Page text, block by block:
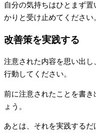
自分の気持ちはひとまず
かりと受け止めてください
改善策を実践する
注意された内容を思い出
行動してください。
前に注意されたことを書
ょう。
あとは、それを実践するだ